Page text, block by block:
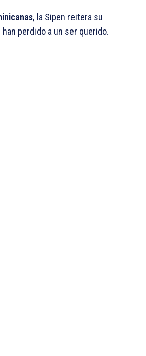
, la Sipen reitera su
perdido a un ser querido.